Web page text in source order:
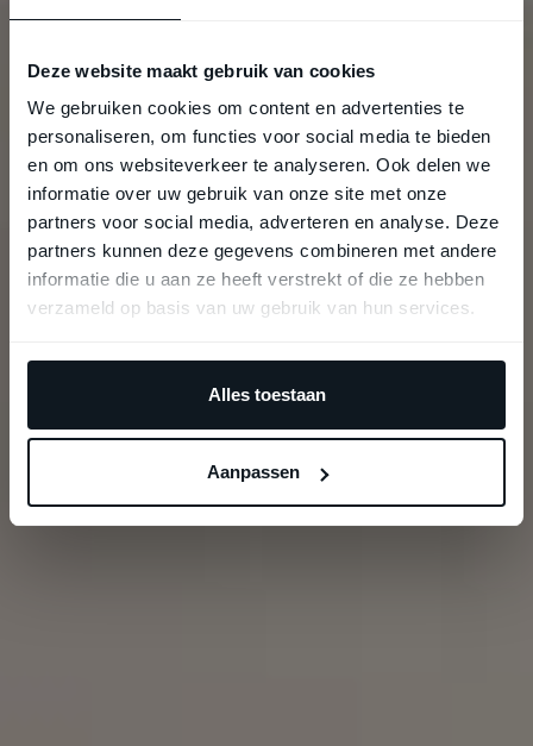
Deze website maakt gebruik van cookies
We gebruiken cookies om content en advertenties te
personaliseren, om functies voor social media te bieden
en om ons websiteverkeer te analyseren. Ook delen we
informatie over uw gebruik van onze site met onze
partners voor social media, adverteren en analyse. Deze
partners kunnen deze gegevens combineren met andere
informatie die u aan ze heeft verstrekt of die ze hebben
verzameld op basis van uw gebruik van hun services.
Alles toestaan
Aanpassen